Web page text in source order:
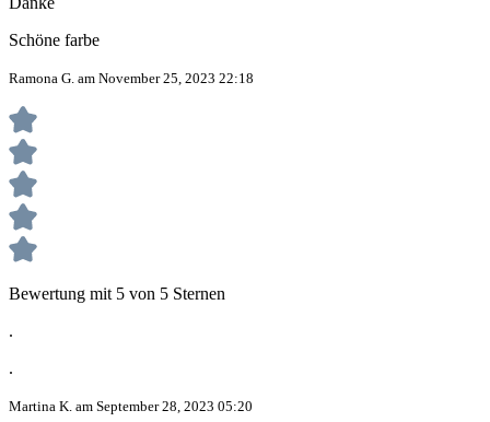
Schöne farbe
Ramona G. am November 25, 2023 22:18
Bewertung mit 5 von 5 Sternen
.
.
Martina K. am September 28, 2023 05:20